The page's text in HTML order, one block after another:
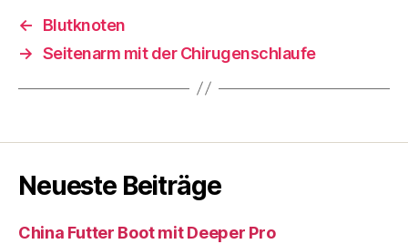
←
Blutknoten
→ Seitenarm mit der Chirugenschlaufe
Neueste Beiträge
China Futter Boot mit Deeper Pro